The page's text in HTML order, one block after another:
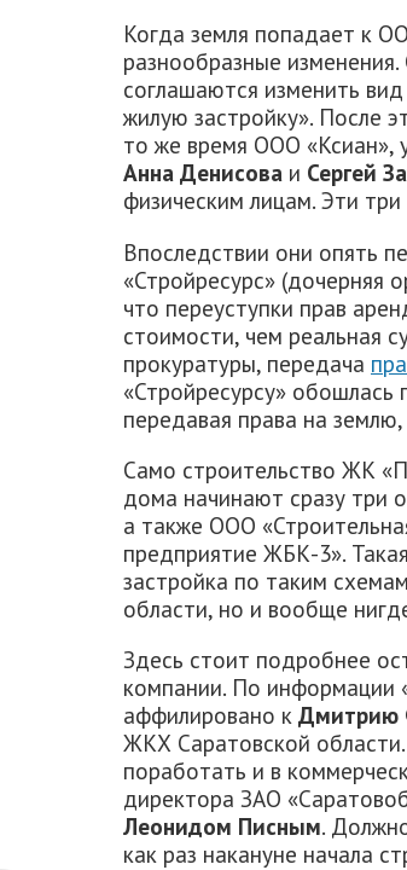
Когда земля попадает к
разнообразные
соглашаются изменить
жилую застройку». После
то же время ООО «Ксиан»,
Анна Денисова и Сергей
физическим лицам. Эти
Впоследствии они опять
«Стройресурс» (дочерняя
что переуступки прав
стоимости, чем реальная
прокуратуры, передача
«Стройресурсу» обошлась
передавая права на
Само строительство ЖК
дома начинают сразу три
а также ООО
предприятие ЖБК-3».
застройка по таким
области, но и вообще
Здесь стоит подробнее
компании. По информации
аффилировано к Дмитрию
ЖКХ Саратовской
поработать и в
директора ЗАО
Леонидом Писным.
как раз накануне начала